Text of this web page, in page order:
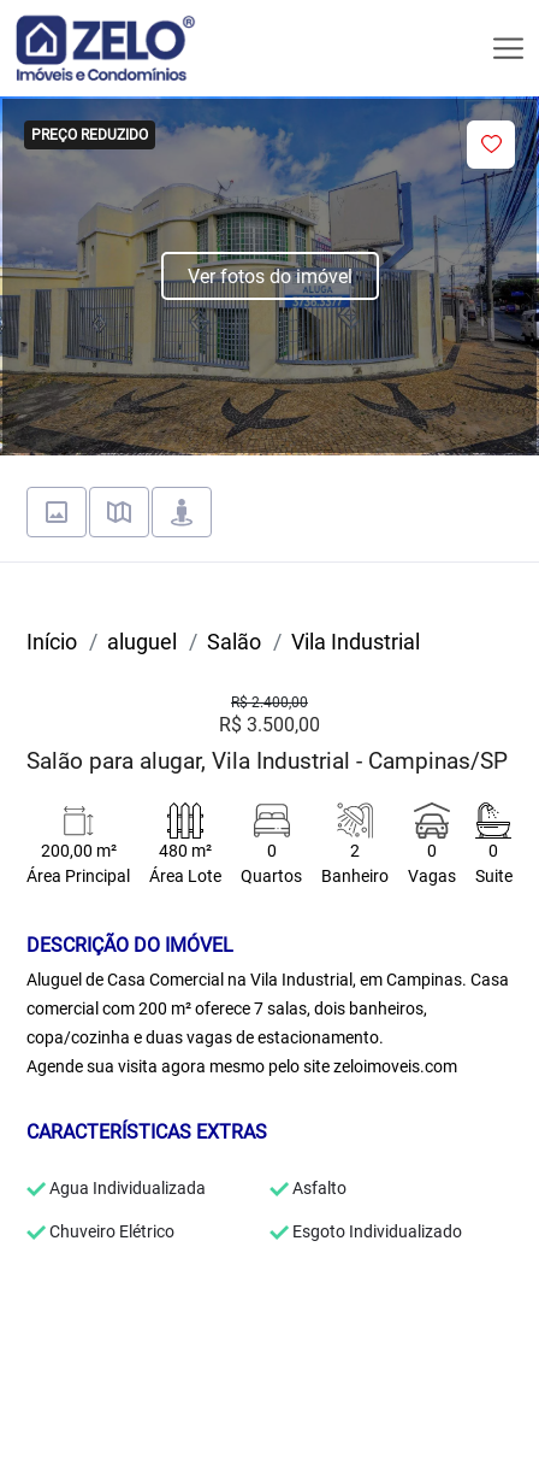
PREÇO REDUZIDO
Ver fotos do imóvel
Início aluguel Salão Vila Industrial
R$ 2.400,00
R$ 3.500,00
Salão para alugar, Vila Industrial - Campinas/SP
200,00 m²
Área Principal
480 m²
Área Lote
0
Quartos
2
Banheiro
0
Vagas
0
Suite
DESCRIÇÃO DO IMÓVEL
Aluguel de Casa Comercial na Vila Industrial, em Campinas. Casa
comercial com 200 m² oferece 7 salas, dois banheiros,
copa/cozinha e duas vagas de estacionamento.
Agende sua visita agora mesmo pelo site zeloimoveis.com
CARACTERÍSTICAS EXTRAS
Agua Individualizada Asfalto
Chuveiro Elétrico Esgoto Individualizado